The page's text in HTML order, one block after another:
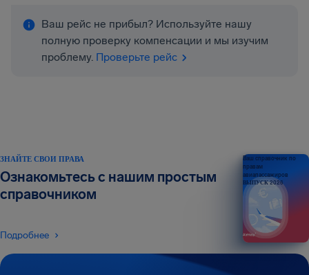
Ваш рейс не прибыл? Используйте нашу
полную проверку компенсации и мы изучим
проблему. Проверьте рейс
ЗНАЙТЕ СВОИ ПРАВА
Ознакомьтесь с нашим простым
справочником
Подробнее
Ваш справочник по
правам
авиапассажиров
ВЫПУСК 2026